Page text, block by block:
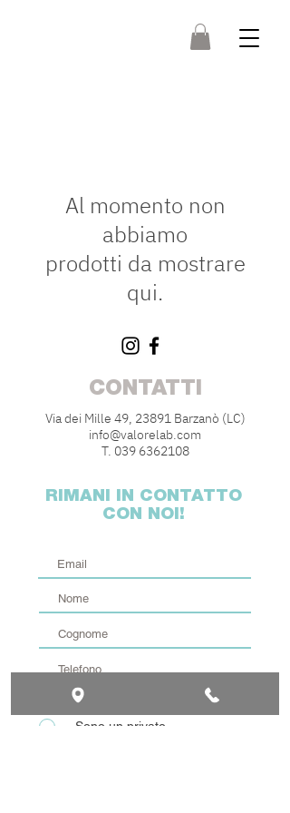
Al momento non
abbiamo
prodotti da mostrare
qui.
CONTATTI
Via dei Mille 49, 23891 Barzanò (LC)
info@valorelab.com
T. 039 6362108
RIMANI IN CONTATTO
CON NOI!
Seleziona un'opzione
Sono un privato